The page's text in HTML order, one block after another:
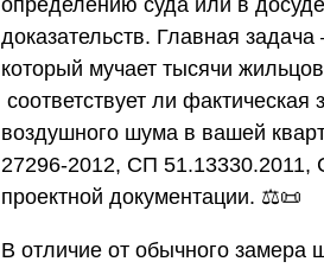
доказательств. Главная
который мучает тысячи
соответствует ли фактическая
воздушного шума в вашей
27296-2012, СП 51.13330.2011,
проектной документации. ⚖️📜
В отличие от обычного замера